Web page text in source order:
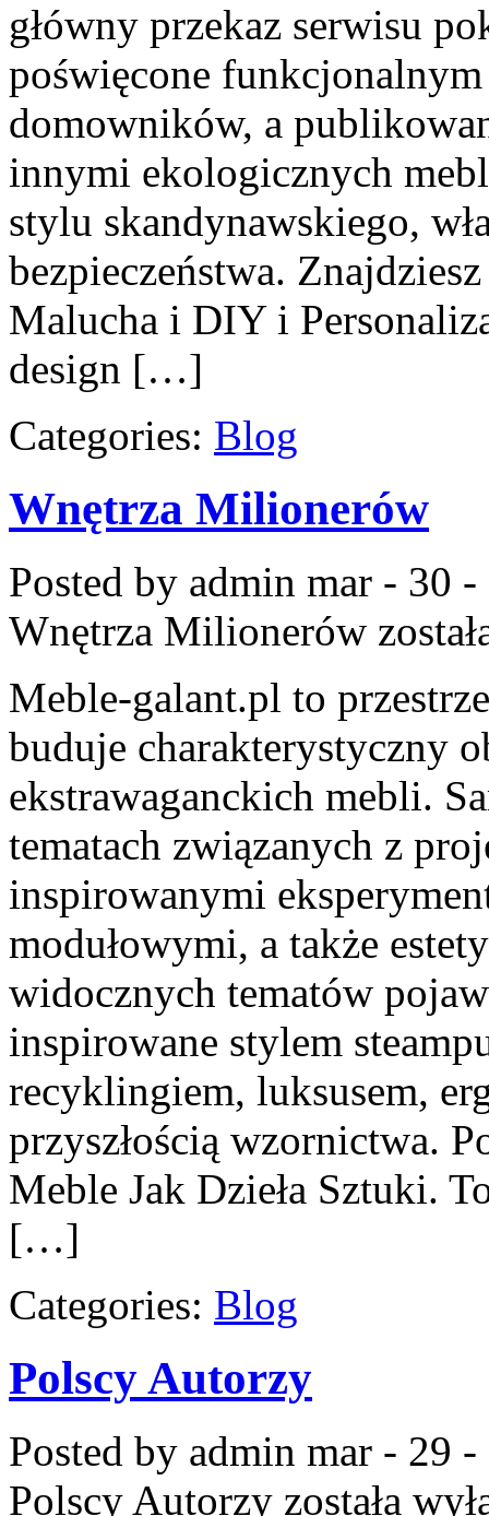
główny przekaz serwisu
poświęcone
domowników, a
innymi ekologicznych
stylu skandynawskiego,
bezpieczeństwa.
Malucha i DIY i
design […]
Categories: Blog
Wnętrza Milionerów
Posted by admin mar - 30 -
Wnętrza Milionerów
Meble-galant.pl to
buduje charakterystyczny
ekstrawaganckich mebli.
tematach związanych z
inspirowanymi
modułowymi, a także
widocznych tematów
inspirowane stylem
recyklingiem, luksusem,
przyszłością wzornictwa.
Meble Jak Dzieła Sztuki.
[…]
Categories: Blog
Polscy Autorzy
Posted by admin mar - 29 -
Polscy Autorzy została